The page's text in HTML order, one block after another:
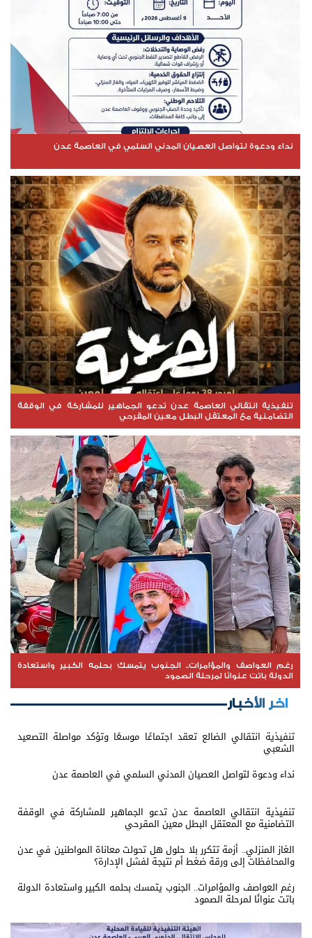
نداء ودعوة لتواصل العصيان المدني السلمي في العاصمة عدن
تنفيذية انتقالي العاصمة عدن تدعو الجماهير للمشاركة في الوقفة
التضامنية مع المعتقل البطل معين المقرحي
رغم العواصف والمؤامرات.. الجنوب يتمسك بحلمه الكبير واستعادة
الدولة باتت عنوانًا لمرحلة الصمود
اخر الأخبار
تنفيذية انتقالي الضالع تعقد اجتماعًا موسعًا وتؤكد مواصلة التصعيد
الشعبي
نداء ودعوة لتواصل العصيان المدني السلمي في العاصمة عدن
تنفيذية انتقالي العاصمة عدن تدعو الجماهير للمشاركة في الوقفة
التضامنية مع المعتقل البطل معين المقرحي
الغاز المنزلي.. أزمة تتكرر بلا حلول هل تحولت معاناة المواطنين في عدن
والمحافظات إلى ورقة ضغط أم نتيجة لفشل الإدارة؟
رغم العواصف والمؤامرات.. الجنوب يتمسك بحلمه الكبير واستعادة الدولة
باتت عنوانًا لمرحلة الصمود